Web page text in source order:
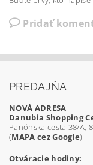
Pridať
PREDAJŇA
NOVÁ ADRESA
Danubia Shopping
Panónska cesta 38/A,
(MAPA cez Google)
Otváracie hodiny: